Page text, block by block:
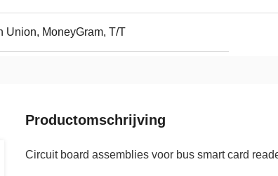
Union, MoneyGram, T/T
Productomschrijving
Circuit board assemblies voor bus smart card